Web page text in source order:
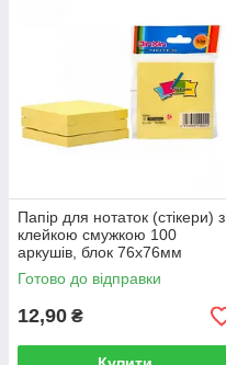
Папір для нотаток (стікери) з
клейкою смужкою 100
аркушів, блок 76х76мм
Готово до відправки
12,90 ₴